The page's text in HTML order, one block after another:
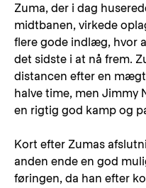
Zuma, der i dag
midtbanen, virkede
flere gode indlæg, hvor
det sidste i at nå frem.
distancen efter en
halve time, men Jimmy
en rigtig god kamp og
Kort efter Zumas
anden ende en god
føringen, da han efter